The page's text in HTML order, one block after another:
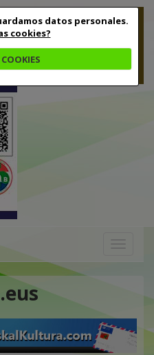
datos personales.
cookies?